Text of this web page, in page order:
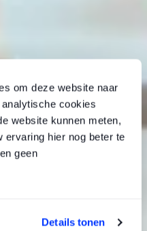
om deze website naar
cookies
website kunnen meten,
ervaring hier nog beter te
geen
Details tonen